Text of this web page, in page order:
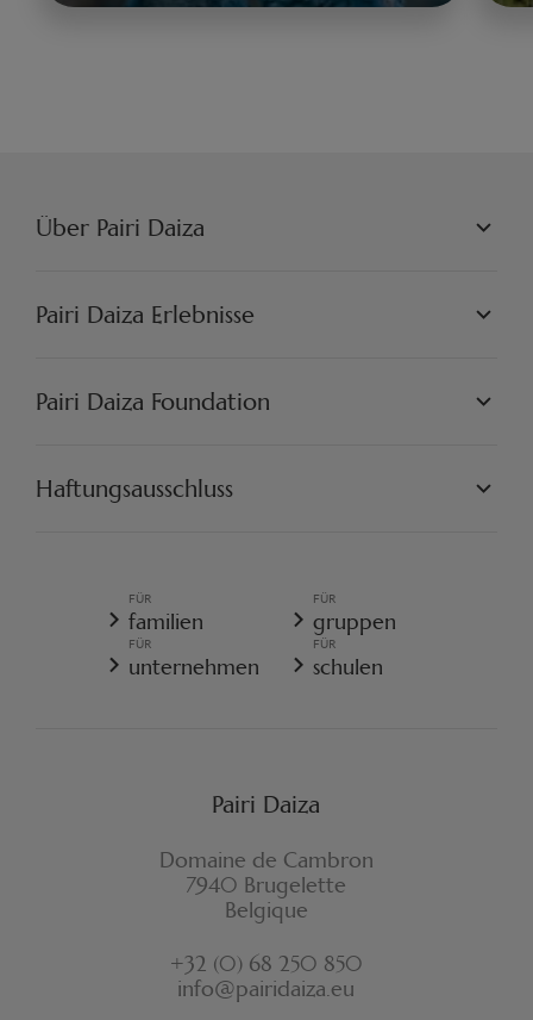
Über Pairi Daiza
PHILOSOPHIE
JOBS
KÜNSTLERISCH
Pairi Daiza Erlebnisse
PAIRI DAIZA ERLEBNISSE
PAIRI DAIZA RESORT
Pairi Daiza Foundation
UNSERE PROJEKTE
ENGAGIEREN SIE SICH
Haftungsausschluss
REISERÜCKTRITTSVERSICHERUNG
COOKIE-RICHTLINIE
WIDERRUFSFORMULAR
FÜR
familien
FÜR
gruppen
FÜR
unternehmen
FÜR
schulen
Pairi Daiza
Domaine de Cambron
7940 Brugelette
Belgique
+32 (0) 68 250 850
info@pairidaiza.eu